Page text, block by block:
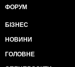
ФОРУМ
БІЗНЕС
НОВИНИ
ГОЛОВНЕ